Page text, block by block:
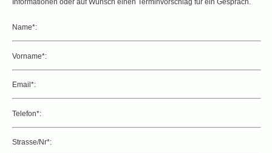
Informationen oder auf Wunsch einen Terminvorschlag für ein Gespräch.
Name*:
Vorname*:
Email*:
Telefon*:
Strasse/Nr*: